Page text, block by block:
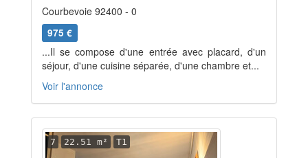
Courbevoie 92400 - 0
975 €
...Il se compose d'une entrée avec placard, d'un
séjour, d'une cuisine séparée, d'une chambre et...
Voir l'annonce
7 22.51 m² T1